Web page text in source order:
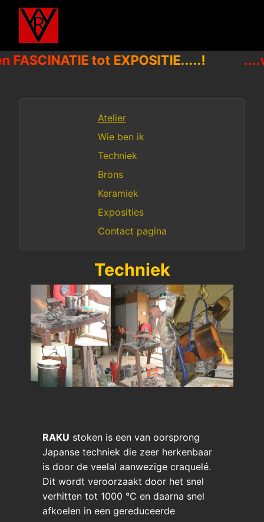
FASCINATIE tot EXPOSITIE.....!
Atelier
Wie ben ik
Techniek
Brons
Keramiek
Exposities
Contact pagina
Techniek
RAKU stoken is een van oorsprong
Japanse techniek die zeer herkenbaar
is door de veelal aanwezige craquelé.
Dit wordt veroorzaakt door het snel
verhitten tot 1000 °C en daarna snel
afkoelen in een gereduceerde